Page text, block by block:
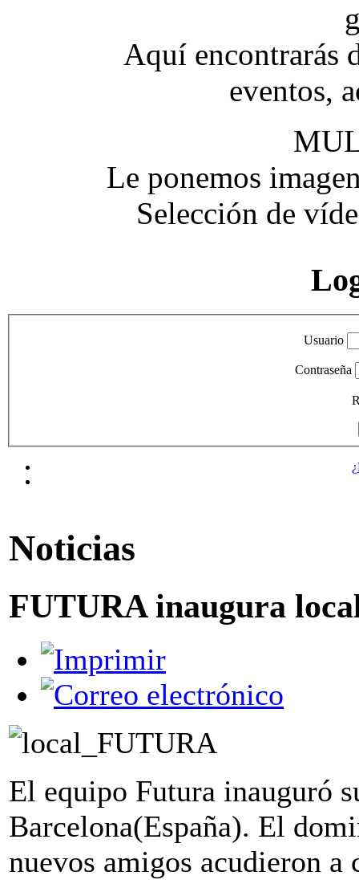
Aquí encontrarás
eventos,
Le ponemos
Selección de
Usuario
Contraseña
Noticias
FUTURA inaugura
El equipo Futura inauguró
Barcelona(España). El
nuevos amigos acudieron a